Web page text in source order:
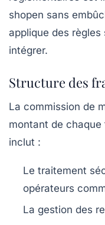
shopen sans
applique des
intégrer.
Structure des
La commission de
montant de
inclut :
Le traitement
opérateurs
La gestion des